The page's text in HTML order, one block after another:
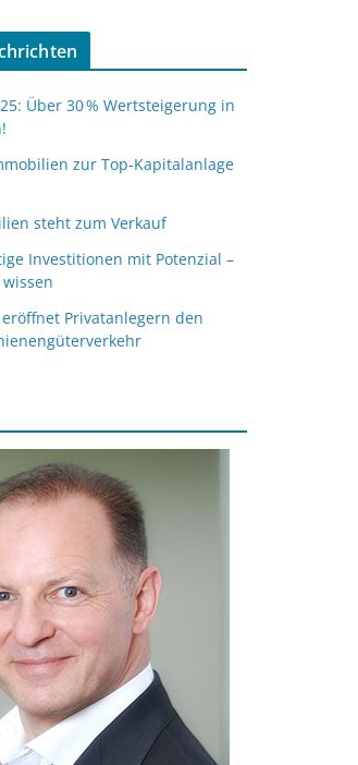
Über 30 % Wertsteigerung in
zur Top-Kapitalanlage
steht zum Verkauf
Investitionen mit Potenzial –
Privatanlegern den